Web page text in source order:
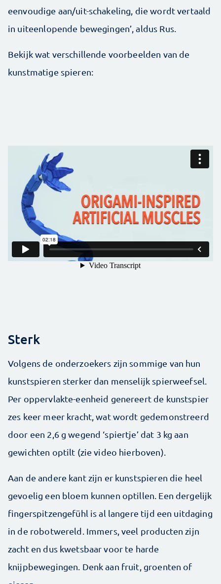
eenvoudige aan/uit-schakeling, die wordt vertaald
in uiteenlopende bewegingen’, aldus Rus.
Bekijk wat verschillende voorbeelden van de
kunstmatige spieren:
Sterk
Volgens de onderzoekers zijn sommige van hun
kunstspieren sterker dan menselijk spierweefsel.
Per oppervlakte-eenheid genereert de kunstspier
zes keer meer kracht, wat wordt gedemonstreerd
door een 2,6 g wegend ‘spiertje’ dat 3 kg aan
gewichten optilt (zie video hierboven).
Aan de andere kant zijn er kunstspieren die heel
gevoelig een bloem kunnen optillen. Een dergelijk
fingerspitzengefühl is al langere tijd een uitdaging
in de robotwereld. Immers, veel producten zijn
zacht en dus kwetsbaar voor te harde
knijpbewegingen. Denk aan fruit, groenten of